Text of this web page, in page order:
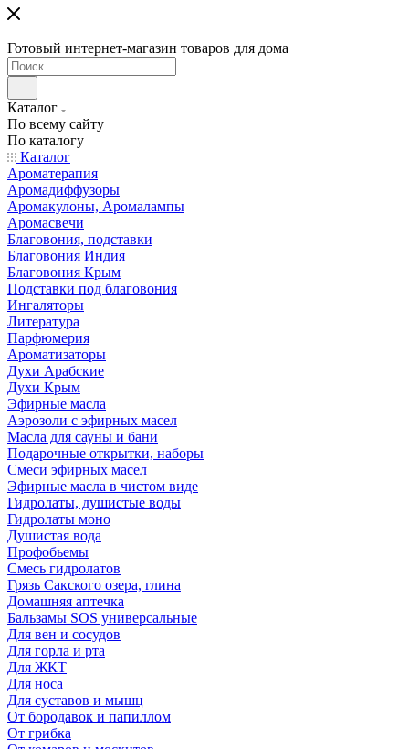
Готовый интернет-магазин товаров для дома
Каталог
По всему сайту
По каталогу
Каталог
Ароматерапия
Аромадиффузоры
Аромакулоны, Аромалампы
Аромасвечи
Благовония, подставки
Благовония Индия
Благовония Крым
Подставки под благовония
Ингаляторы
Литература
Парфюмерия
Ароматизаторы
Духи Арабские
Духи Крым
Эфирные масла
Аэрозоли с эфирных масел
Масла для сауны и бани
Подарочные открытки, наборы
Смеси эфирных масел
Эфирные масла в чистом виде
Гидролаты, душистые воды
Гидролаты моно
Душистая вода
Профобьемы
Смесь гидролатов
Грязь Сакского озера, глина
Домашняя аптечка
Бальзамы SOS универсальные
Для вен и сосудов
Для горла и рта
Для ЖКТ
Для носа
Для суставов и мышц
От бородавок и папиллом
От грибка